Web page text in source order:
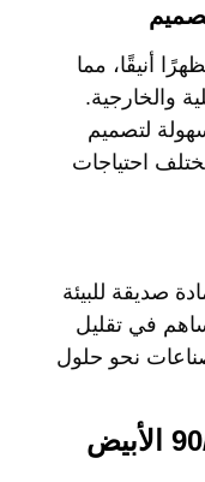
أنيقًا، مما
والخارجية.
لتصميم
احتياجات
100 الأبيض مادة صديقة للبيئة
في تقليل
نحو حلول